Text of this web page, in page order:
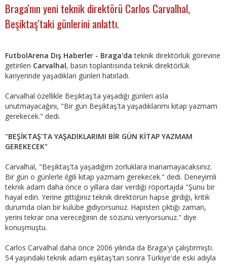
Braga'nın yeni teknik direktörü Carlos Carvalhal,
Beşiktaş'taki günlerini anlattı.
FutbolArena Dış Haberler - Braga'dateknik direktörlük görevine
getirilen Carvalhal, basın toplantısında teknik direktörlük
kariyerinde yaşadıkları günleri hatırladı.
Carvalhal özellikle Beşiktaş'ta yaşadığı günleri asla
unutmayacağını, "Bir gün Beşiktaş'ta yaşadıklarımı kitap yazmam
gerekecek." dedi.
"BEŞİKTAŞ'TA YAŞADIKLARIMI BİR GÜN KİTAP YAZMAM
GEREKECEK"
Carvalhal, "Beşiktaş'ta yaşadığım zorluklara inanamayacaksınız.
Bir gün o günlerle ilgili kitap yazmam gerekecek." dedi. Deneyimli
teknik adam daha önce o yıllara dair verdiği röportajda "Şunu bir
hayal edin. Yerine gittiğiniz teknik direktörün hapse girdiği, kritik
durumda olan bir kulübe gidiyorsunuz. Hapisten çıktığı zaman,
yerini tekrar ona vereceğinin de sözünü veriyorsunuz." diye
konuşmuştu.
Carlos Carvalhal daha önce 2006 yılında da Braga'yı çalıştırmıştı.
54 yaşındaki teknik adam eşiktaş'tan sonra Türkiye'de eski adıyla